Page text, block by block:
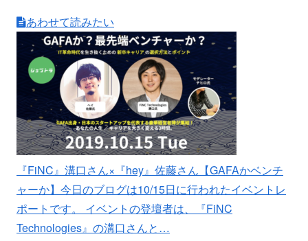
あわせて読みたい
『FiNC』溝口さん×『hey』佐藤さん【GAFAかベンチ
ャーか】 今日のブログは10/15日に行われたイベントレ
ポートです。 イベントの登壇者は、『FiNC
Technologies』の溝口さんと…